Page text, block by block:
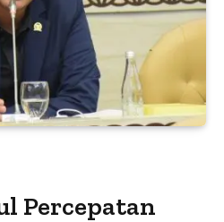
Percepatan